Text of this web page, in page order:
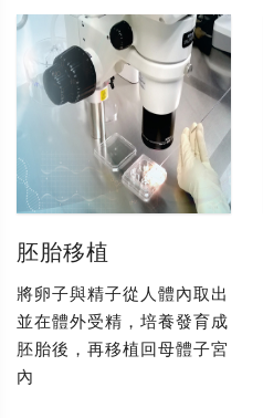
胚胎移植
將卵子與精子從人體內取出
並在體外受精，培養發育成
胚胎後，再移植回母體子宮
內